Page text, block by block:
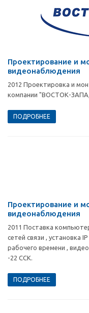
Проектирование и
видеонаблюдения
2012 Проектировка и
компании "ВОСТОК-
ПОДРОБНЕЕ
Проектирование и
видеонаблюдения
2011 Поставка
сетей связи , установка
рабочего времени ,
-22 ССК.
ПОДРОБНЕЕ